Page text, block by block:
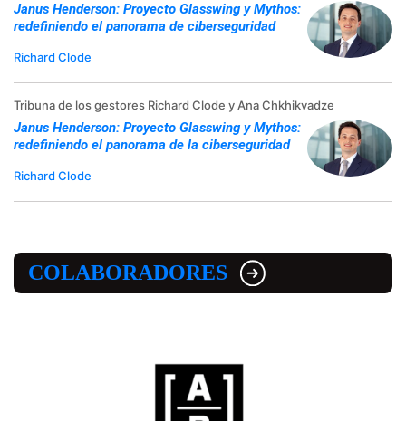
Janus Henderson: Proyecto Glasswing y Mythos:
redefiniendo el panorama de ciberseguridad
Richard Clode
Tribuna de los gestores Richard Clode y Ana Chkhikvadze
Janus Henderson: Proyecto Glasswing y Mythos:
redefiniendo el panorama de la ciberseguridad
Richard Clode
COLABORADORES